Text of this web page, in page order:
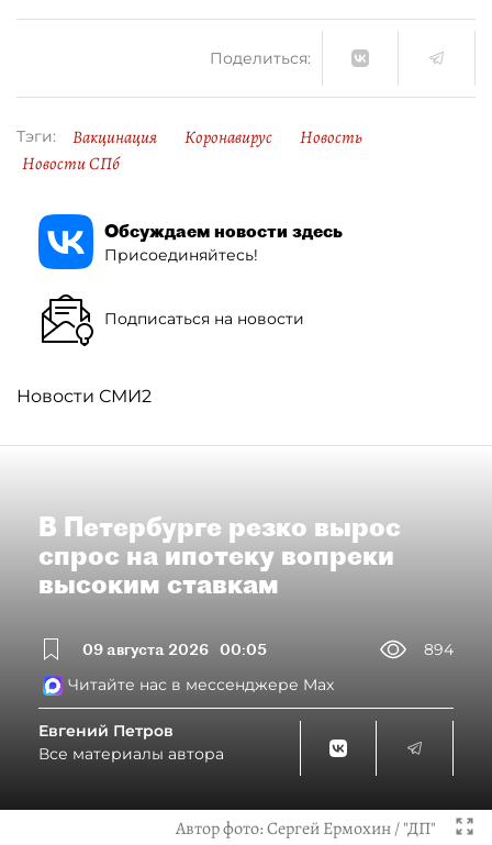
Поделиться:
Тэги: Вакцинация Коронавирус
Новость
Новости СПб
Обсуждаем новости здесь
Присоединяйтесь!
Подписаться на новости
Новости СМИ2
В Петербурге резко вырос
спрос на ипотеку вопреки
высоким ставкам
09 августа 2026 00:05
894
Читайте нас в мессенджере Max
Евгений Петров
Все материалы автора
Автор фото:Сергей Ермохин / "ДП"